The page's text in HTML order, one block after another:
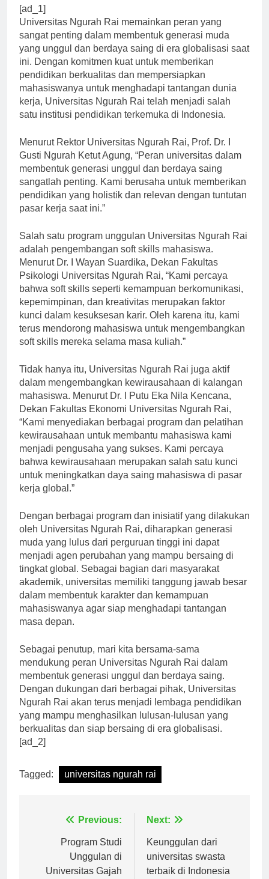
[ad_1]
Universitas Ngurah Rai memainkan peran yang
sangat penting dalam membentuk generasi muda
yang unggul dan berdaya saing di era globalisasi saat
ini. Dengan komitmen kuat untuk memberikan
pendidikan berkualitas dan mempersiapkan
mahasiswanya untuk menghadapi tantangan dunia
kerja, Universitas Ngurah Rai telah menjadi salah
satu institusi pendidikan terkemuka di Indonesia.
Menurut Rektor Universitas Ngurah Rai, Prof. Dr. I
Gusti Ngurah Ketut Agung, “Peran universitas dalam
membentuk generasi unggul dan berdaya saing
sangatlah penting. Kami berusaha untuk memberikan
pendidikan yang holistik dan relevan dengan tuntutan
pasar kerja saat ini.”
Salah satu program unggulan Universitas Ngurah Rai
adalah pengembangan soft skills mahasiswa.
Menurut Dr. I Wayan Suardika, Dekan Fakultas
Psikologi Universitas Ngurah Rai, “Kami percaya
bahwa soft skills seperti kemampuan berkomunikasi,
kepemimpinan, dan kreativitas merupakan faktor
kunci dalam kesuksesan karir. Oleh karena itu, kami
terus mendorong mahasiswa untuk mengembangkan
soft skills mereka selama masa kuliah.”
Tidak hanya itu, Universitas Ngurah Rai juga aktif
dalam mengembangkan kewirausahaan di kalangan
mahasiswa. Menurut Dr. I Putu Eka Nila Kencana,
Dekan Fakultas Ekonomi Universitas Ngurah Rai,
“Kami menyediakan berbagai program dan pelatihan
kewirausahaan untuk membantu mahasiswa kami
menjadi pengusaha yang sukses. Kami percaya
bahwa kewirausahaan merupakan salah satu kunci
untuk meningkatkan daya saing mahasiswa di pasar
kerja global.”
Dengan berbagai program dan inisiatif yang dilakukan
oleh Universitas Ngurah Rai, diharapkan generasi
muda yang lulus dari perguruan tinggi ini dapat
menjadi agen perubahan yang mampu bersaing di
tingkat global. Sebagai bagian dari masyarakat
akademik, universitas memiliki tanggung jawab besar
dalam membentuk karakter dan kemampuan
mahasiswanya agar siap menghadapi tantangan
masa depan.
Sebagai penutup, mari kita bersama-sama
mendukung peran Universitas Ngurah Rai dalam
membentuk generasi unggul dan berdaya saing.
Dengan dukungan dari berbagai pihak, Universitas
Ngurah Rai akan terus menjadi lembaga pendidikan
yang mampu menghasilkan lulusan-lulusan yang
berkualitas dan siap bersaing di era globalisasi.
[ad_2]
Tagged: universitas ngurah rai
NavigasiPrevious:
Program Studi
Unggulan di
Universitas Gajah
Next:
Keunggulan dari
universitas swasta
terbaik di Indonesia